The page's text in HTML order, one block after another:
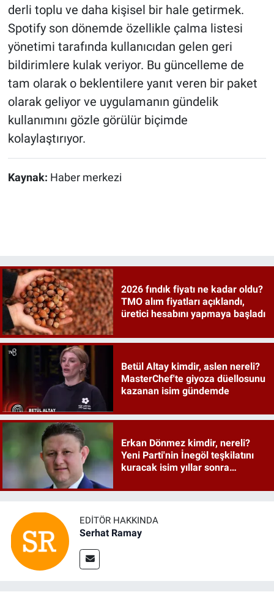
derli toplu ve daha kişisel bir hale getirmek.
Spotify son dönemde özellikle çalma listesi
yönetimi tarafında kullanıcıdan gelen geri
bildirimlere kulak veriyor. Bu güncelleme de
tam olarak o beklentilere yanıt veren bir paket
olarak geliyor ve uygulamanın gündelik
kullanımını gözle görülür biçimde
kolaylaştırıyor.
Kaynak: Haber merkezi
2026 fındık fiyatı ne kadar oldu?
TMO alım fiyatları açıklandı,
üretici hesabını yapmaya başladı
Betül Altay kimdir, aslen nereli?
MasterChef'te giyoza düellosunu
kazanan isim gündemde
Erkan Dönmez kimdir, nereli?
Yeni Parti'nin İnegöl teşkilatını
kuracak isim yıllar sonra
EDITÖR HAKKINDA
Serhat Ramay